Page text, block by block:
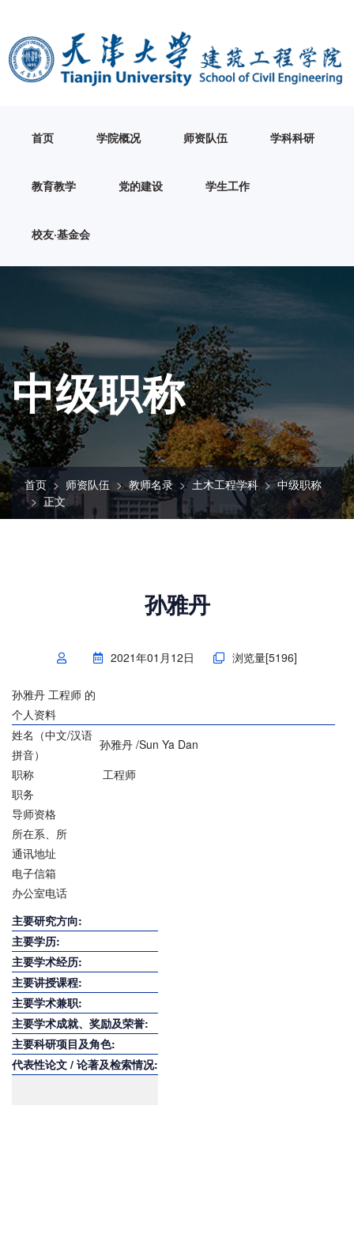
首页 学院概况 师资队伍 学科科研
教育教学 党的建设 学生工作
校友·基金会
中级职称
首页 师资队伍 教师名录 土木工程学科
中级职称
正文
孙雅丹
2021年01月12日 浏览量[5196]
孙雅丹 工程师 的
个人资料
姓名（中文/汉语
拼音）
孙雅丹 /Sun Ya Dan
职称
工程师
职务
导师资格
所在系、所
通讯地址
电子信箱
办公室电话
主要研究方向:
主要学历:
主要学术经历:
主要讲授课程:
主要学术兼职:
主要学术成就、奖励及荣誉:
主要科研项目及角色:
代表性论文 / 论著及检索情况: